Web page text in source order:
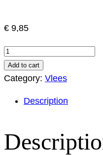
€ 9,85
Runder
braadvlees
+/-
gram
quantity
Add to cart
Category: Vlees
Description